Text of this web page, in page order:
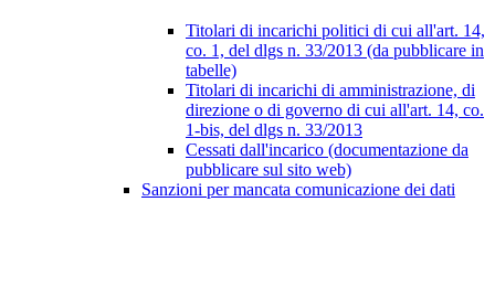
Titolari di incarichi politici di cui all'art. 14,
co. 1, del dlgs n. 33/2013 (da pubblicare in
tabelle)
Titolari di incarichi di amministrazione, di
direzione o di governo di cui all'art. 14, co.
1-bis, del dlgs n. 33/2013
Cessati dall'incarico (documentazione da
pubblicare sul sito web)
Sanzioni per mancata comunicazione dei dati